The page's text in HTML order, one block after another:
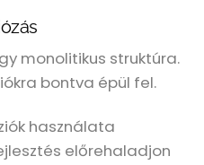
monolitikus struktúra.
bontva épül fel.
használata
előrehaladjon